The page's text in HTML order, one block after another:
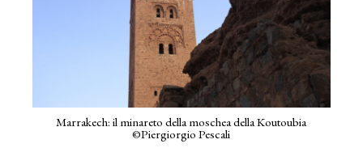
Marrakech: il minareto della moschea della Koutoubia
©Piergiorgio Pescali